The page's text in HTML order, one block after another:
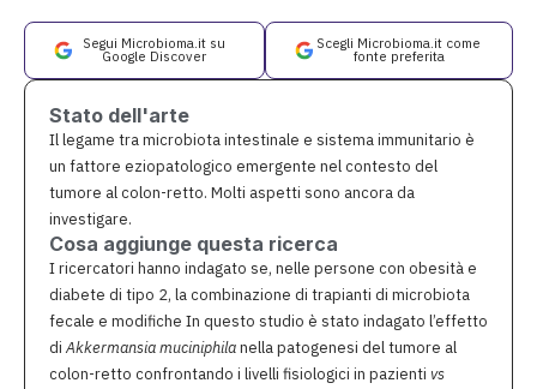
Segui Microbioma.it su
Google Discover
Scegli Microbioma.it come
fonte preferita
Stato dell'arte
Il legame tra microbiota intestinale e sistema immunitario è
un fattore eziopatologico emergente nel contesto del
tumore al colon-retto. Molti aspetti sono ancora da
investigare.
Cosa aggiunge questa ricerca
I ricercatori hanno indagato se, nelle persone con obesità e
diabete di tipo 2, la combinazione di trapianti di microbiota
fecale e modifiche In questo studio è stato indagato l’effetto
diAkkermansia muciniphilanella patogenesi del tumore al
colon-retto confrontando i livelli fisiologici in pazienti vs